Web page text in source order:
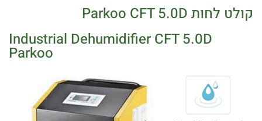
קולט לחות Parkoo CFT 5.0D
Industrial Dehumidifier CFT 5.0D
Parkoo